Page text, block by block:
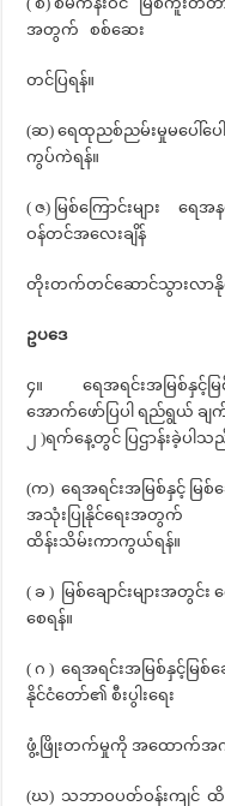
အတွက် စစ်ဆေး
တင်ပြရန်။
(ဆ) ရေထုညစ်ညမ်းမှုမပေါ်
ကွပ်ကဲရန်။
( ဇ) မြစ်ကြောင်းများ ရေ
ဝန်တင်အလေးချိန်
တိုးတက်တင်ဆောင်သွားလာနို
ဥပဒေ
၄။ ရေအရင်းအမြစ်နှင့်မြစ်
အောက်ဖော်ပြပါ ရည်ရွယ် ချ
၂ )ရက်နေ့တွင် ပြဌာန်းခဲ့ပါသ
(က) ရေအရင်းအမြစ်နှင့် မြစ်ခ
အသုံးပြုနိုင်ရေးအတွက်
ထိန်းသိမ်းကာကွယ်ရန်။
( ခ ) မြစ်ချောင်းများအတွ
စေရန်။
( ဂ ) ရေအရင်းအမြစ်နှင့်မြစ်ခ
နိုင်ငံတော်၏ စီးပွါးရေး
ဖွံ့ဖြိုးတက်မှုကို အထောက်အကူ
(ဃ) သဘာဝပတ်ဝန်းကျင်